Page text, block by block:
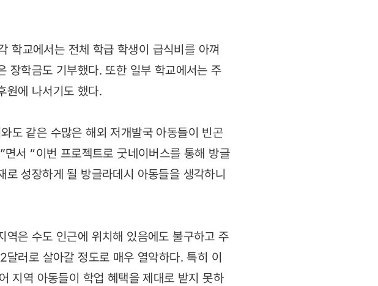
학교에서는 전체 학급 학생이 급식비를 아껴
장학금도 기부했다. 또한 일부 학교에서는 주
원에 나서기도 했다.
도 같은 수많은 해외 저개발국 아동들이 빈곤
서 “이번 프로젝트로 굿네이버스를 통해 방글
성장하게 될 방글라데시 아동들을 생각하니
은 수도 인근에 위치해 있음에도 불구하고 주
러로 살아갈 정도로 매우 열악하다. 특히 이
지역 아동들이 학업 혜택을 제대로 받지 못하